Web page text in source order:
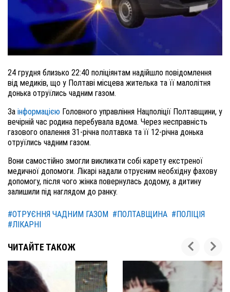
24 грудня близько 22:40 поліціянтам надійшло повідомлення
від медиків, що у Полтаві місцева жителька та її малолітня
донька отруїлись чадним газом.
За інформацією Головного управління Нацполіції Полтавщини, у
вечірній час родина перебувала вдома. Через несправність
газового опалення 31-річна полтавка та її 12-річна донька
отруїлись чадним газом.
Вони самостійно змогли викликати собі карету екстреної
медичної допомоги. Лікарі надали отруєним необхідну фахову
допомогу, після чого жінка повернулась додому, а дитину
залишили під наглядом до ранку.
#ОТРУЄННЯ ЧАДНИМ ГАЗОМ #ПОЛТАВЩИНА #ПОЛІЦІЯ
#ЛІКАРНІ
ЧИТАЙТЕ ТАКОЖ